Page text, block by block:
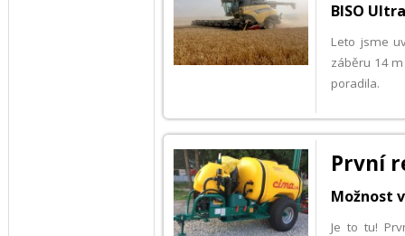
BISO
Leto jsme
záběru 14
poradila.
První
Možnost
Je to tu!